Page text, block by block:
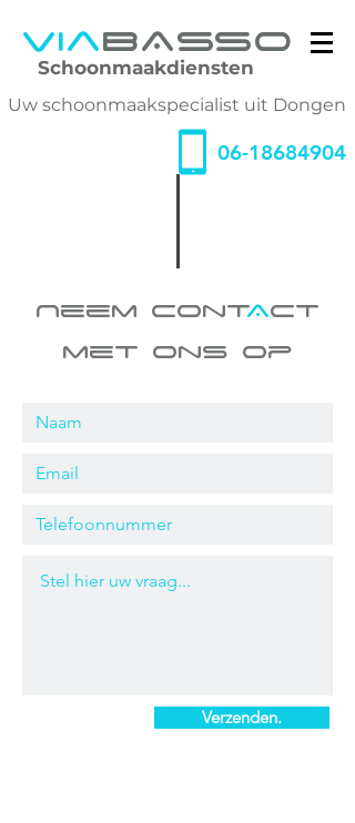
ViaBAsso
Schoonmaakdiensten
Uw schoonmaakspecialist uit Dongen
06-18684904
Neem ContAct
met ons op
Verzenden.